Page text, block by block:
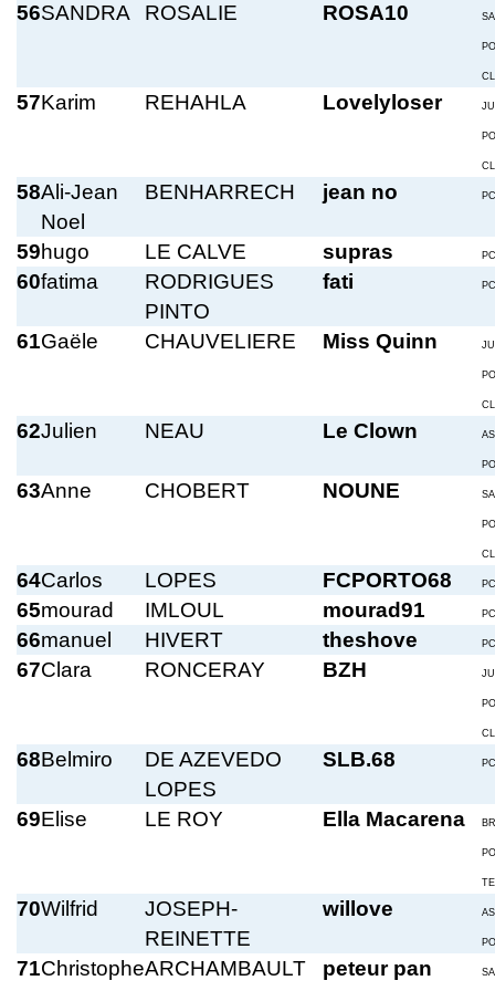
56SANDRA ROSALIE ROSA10
57Karim REHAHLA Lovelyloser
58Ali-Jean
Noel
BENHARRECH jean no
59hugo LE CALVE supras
60fatima
RODRIGUES
PINTO
fati
61Gaële CHAUVELIERE Miss Quinn
62Julien NEAU Le Clown
63Anne CHOBERT NOUNE
64Carlos LOPES FCPORTO68
65mourad IMLOUL mourad91
66manuel HIVERT theshove
67Clara RONCERAY BZH
68Belmiro
DE AZEVEDO
LOPES
SLB.68
69Elise LE ROY Ella Macarena
70Wilfrid
JOSEPH-
REINETTE
willove
71ChristopheARCHAMBAULT peteur pan